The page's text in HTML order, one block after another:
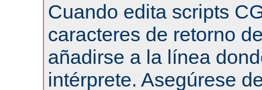
Cuando edita scripts
caracteres de retorno
añadirse a la línea
intérprete. Asegúrese